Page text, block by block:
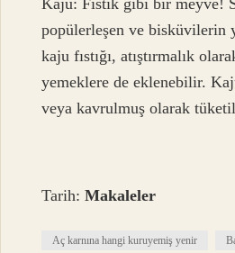
Kaju: Fıstık gibi bir meyve!
popülerleşen ve bisküvilerin
kaju fıstığı, atıştırmalık
yemeklere de eklenebilir.
veya kavrulmuş olarak
Tarih:Makaleler
Aç karnına hangi kuruyemiş yenir